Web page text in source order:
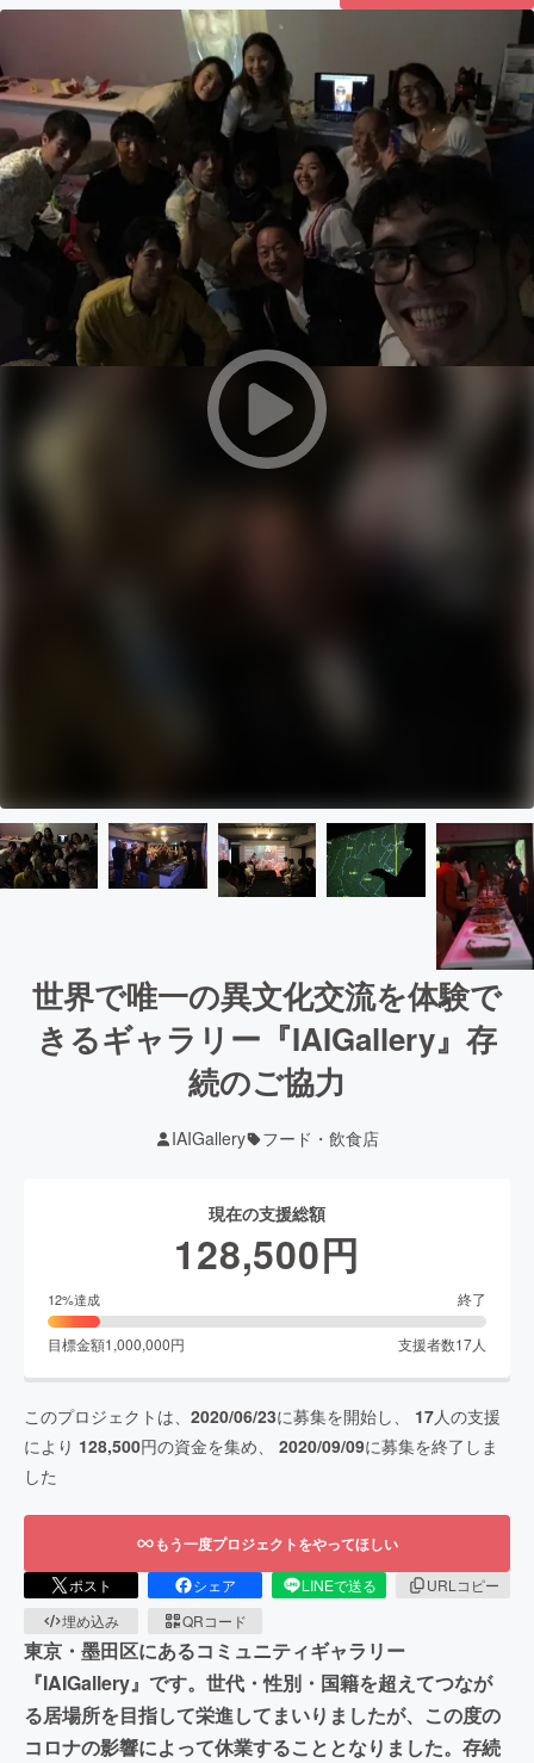
世界で唯一の異文化交流を体験で
きるギャラリー『IAIGallery』存
続のご協力
IAIGallery フード・飲食店
現在の支援総額
128,500円
12%達成 終了
目標金額1,000,000円 支援者数17人
このプロジェクトは、 2020/06/23に募集を開始し、 17人の支援
により 128,500円の資金を集め、 2020/09/09に募集を終了しま
した
もう一度プロジェクトをやってほしい
ポスト シェア LINEで送る
URLコピー
埋め込み
QRコード
東京・墨田区にあるコミュニティギャラリー
『IAIGallery』です。世代・性別・国籍を超えてつなが
る居場所を目指して栄進してまいりましたが、この度の
コロナの影響によって休業することとなりました。存続